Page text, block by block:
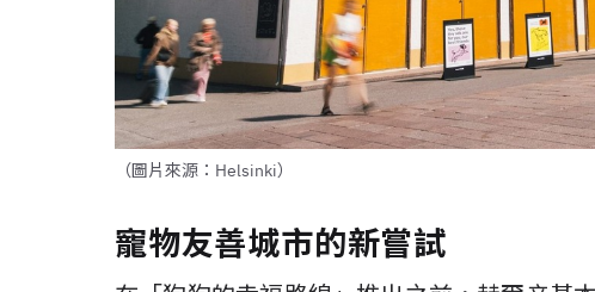
（圖片來源：Helsinki）
寵物友善城市的新嘗試